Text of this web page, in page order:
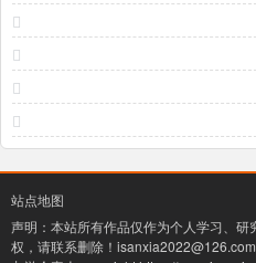
站点地图
声明：本站所有作品仅作为个人学习、
权，请联系删除！ isanxia2022@126.com